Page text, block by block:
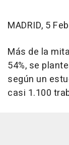
MADRID, 5
Más de la
54%, se
según un
casi 1.100